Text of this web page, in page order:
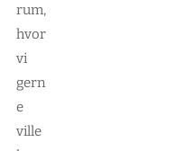
rum,
hvor
vi
gern
e
ville